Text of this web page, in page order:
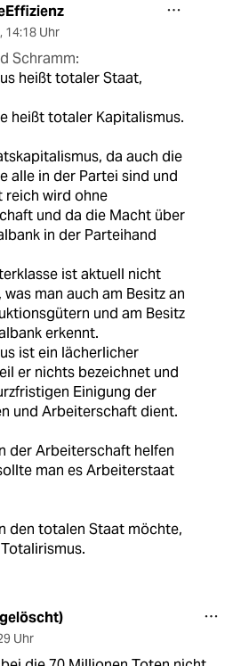
, 14:18 Uhr
Schramm:
heißt totaler Staat,
heißt totaler Kapitalismus.
da auch die
alle in der Partei sind und
reich wird ohne
und da die Macht über
in der Parteihand
ist aktuell nicht
man auch am Besitz an
und am Besitz
erkennt.
ist ein lächerlicher
er nichts bezeichnet und
Einigung der
und Arbeiterschaft dient.
der Arbeiterschaft helfen
man es Arbeiterstaat
den totalen Staat möchte,
Uhr